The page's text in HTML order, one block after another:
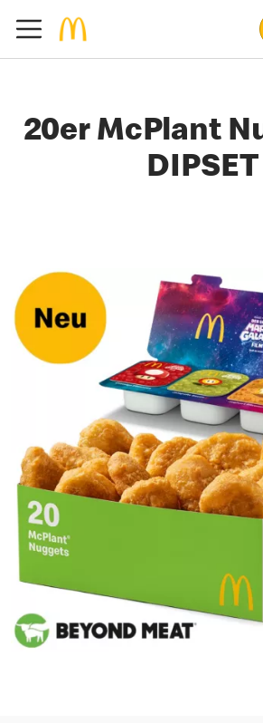
20er McPlant
DIPSET